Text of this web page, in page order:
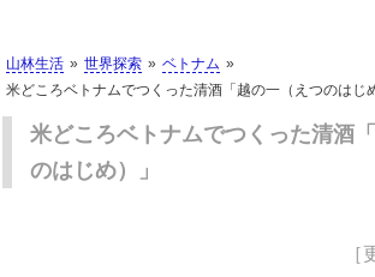
山林生活 世界探索
ベトナム
米どころベトナムでつくった清酒「越の一（えつのはじ
米どころベトナムでつくった清酒
のはじめ）」
［